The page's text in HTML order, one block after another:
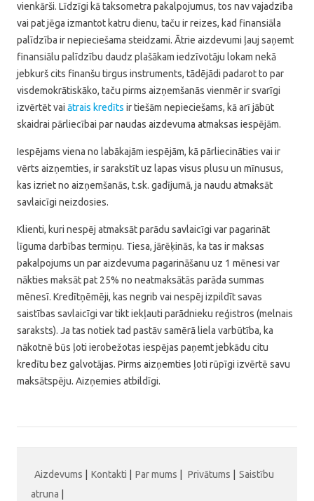
vienkārši. Līdzīgi kā taksometra pakalpojumus, tos nav vajadzība
vai pat jēga izmantot katru dienu, taču ir reizes, kad finansiāla
palīdzība ir nepieciešama steidzami. Ātrie aizdevumi ļauj saņemt
finansiālu palīdzību daudz plašākam iedzīvotāju lokam nekā
jebkurš cits finanšu tirgus instruments, tādējādi padarot to par
visdemokrātiskāko, taču pirms aizņemšanās vienmēr ir svarīgi
izvērtēt vai ātrais kredīts ir tiešām nepieciešams, kā arī jābūt
skaidrai pārliecībai par naudas aizdevuma atmaksas iespējām.
Iespējams viena no labākajām iespējām, kā pārliecināties vai ir
vērts aizņemties, ir sarakstīt uz lapas visus plusu un mīnusus,
kas izriet no aizņemšanās, t.sk. gadījumā, ja naudu atmaksāt
savlaicīgi neizdosies.
Klienti, kuri nespēj atmaksāt parādu savlaicīgi var pagarināt
līguma darbības termiņu. Tiesa, jārēķinās, ka tas ir maksas
pakalpojums un par aizdevuma pagarināšanu uz 1 mēnesi var
nākties maksāt pat 25% no neatmaksātās parāda summas
mēnesī. Kredītņēmēji, kas negrib vai nespēj izpildīt savas
saistības savlaicīgi var tikt iekļauti parādnieku reģistros (melnais
saraksts). Ja tas notiek tad pastāv samērā liela varbūtība, ka
nākotnē būs ļoti ierobežotas iespējas paņemt jebkādu citu
kredītu bez galvotājas. Pirms aizņemties ļoti rūpīgi izvērtē savu
maksātspēju. Aizņemies atbildīgi.
Aizdevums Kontakti Par mums Privātums
Saistību
atruna